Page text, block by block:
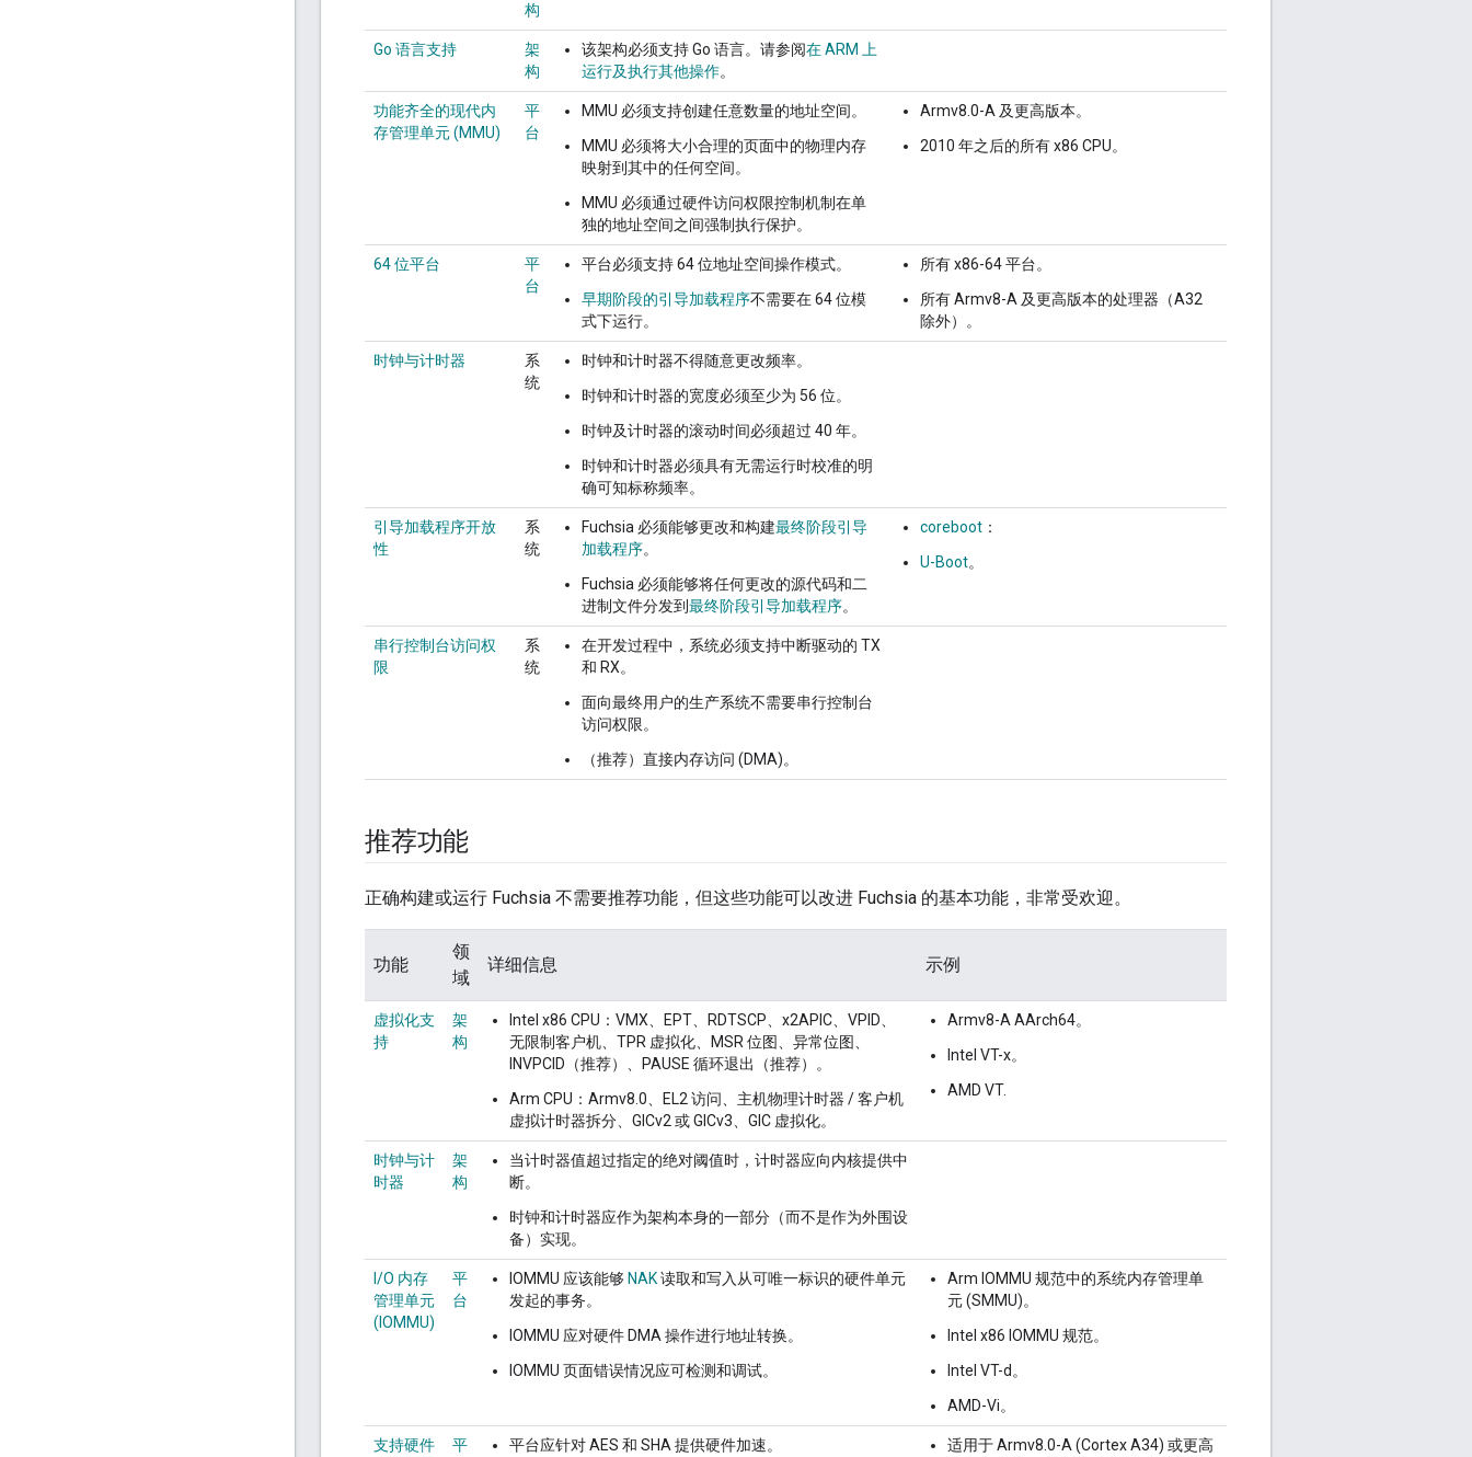
构
Go 语言支持
架
构
该架构必须支持 Go 语言。请参阅在 ARM 上
运行及执行其他操作。
功能齐全的现代内
存管理单元 (MMU)
平
台
MMU 必须支持创建任意数量的地址空间。
MMU 必须将大小合理的页面中的物理内存
映射到其中的任何空间。
MMU 必须通过硬件访问权限控制机制在单
独的地址空间之间强制执行保护。
Armv8.0-A 及更高版本。
2010 年之后的所有 x86 CPU。
64 位平台
平
台
平台必须支持 64 位地址空间操作模式。
早期阶段的引导加载程序不需要在 64 位模
式下运行。
所有 x86-64 平台。
所有 Armv8-A 及更高版本的处理器（A32
除外）。
时钟与计时器
系
统
时钟和计时器不得随意更改频率。
时钟和计时器的宽度必须至少为 56 位。
时钟及计时器的滚动时间必须超过 40 年。
时钟和计时器必须具有无需运行时校准的明
确可知标称频率。
引导加载程序开放
性
系
统
Fuchsia 必须能够更改和构建最终阶段引导
加载程序。
Fuchsia 必须能够将任何更改的源代码和二
进制文件分发到最终阶段引导加载程序。
coreboot ：
U-Boot。
串行控制台访问权
限
系
统
在开发过程中，系统必须支持中断驱动的 TX
和 RX。
面向最终用户的生产系统不需要串行控制台
访问权限。
（推荐）直接内存访问 (DMA)。
推荐功能
正确构建或运行 Fuchsia 不需要推荐功能，但这些功能可以改进 Fuchsia 的基本功能，非常受欢迎。
功能
领
域
详细信息 示例
虚拟化支
持
架
构
Intel x86 CPU：VMX、EPT、RDTSCP、x2APIC、VPID、
无限制客户机、TPR 虚拟化、MSR 位图、异常位图、
INVPCID（推荐）、PAUSE 循环退出（推荐）。
Arm CPU：Armv8.0、EL2 访问、主机物理计时器 / 客户机
虚拟计时器拆分、GICv2 或 GICv3、GIC 虚拟化。
Armv8-A AArch64。
Intel VT-x。
AMD VT.
时钟与计
时器
架
构
当计时器值超过指定的绝对阈值时，计时器应向内核提供中
断。
时钟和计时器应作为架构本身的一部分（而不是作为外围设
备）实现。
I/O 内存
管理单元
(IOMMU)
平
台
IOMMU 应该能够 NAK读取和写入从可唯一标识的硬件单元
发起的事务。
IOMMU 应对硬件 DMA 操作进行地址转换。
IOMMU 页面错误情况应可检测和调试。
Arm IOMMU 规范中的系统内存管理单
元 (SMMU)。
Intel x86 IOMMU 规范。
Intel VT-d。
AMD-Vi。
支持硬件
平
平台应针对 AES 和 SHA 提供硬件加速。
适用于 Armv8.0-A (Cortex A34) 或更高